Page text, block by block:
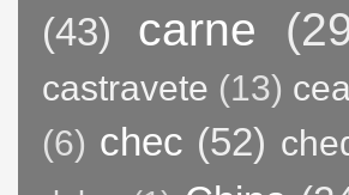
(43)
carne
castravete (13)
(6) chec (52)